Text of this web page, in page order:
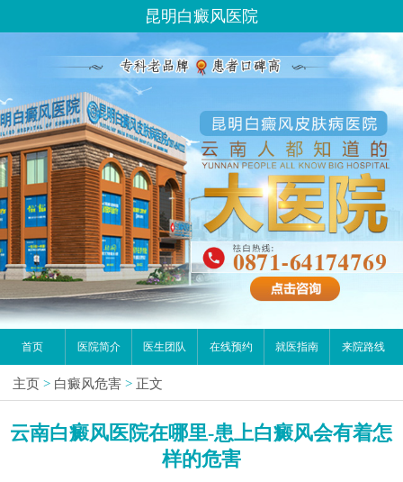
昆明白癜风医院
首页 医院简介 医生团队 在线预约 就医指南 来院路线
主页 > 白癜风危害 > 正文
云南白癜风医院在哪里-患上白癜风会有着怎
样的危害